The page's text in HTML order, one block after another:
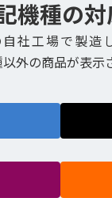
機種の
社工場で製
外の商品が表示